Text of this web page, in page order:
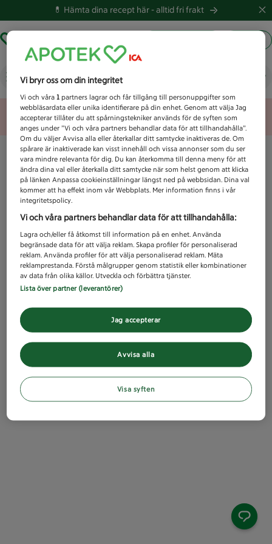
💊 Hämta dina recept här -alltid fri frakt
Vad letar du efter idag?
Unknown error
Vi bryr oss om din integritet
Vi och våra1 partners lagrar och får tillgång till personuppgifter som
webbläsardata eller unika identifierare på din enhet. Genom att välja Jag
accepterar tillåter du att spårningstekniker används för de syften som
anges under ”Vi och våra partners behandlar data för att tillhandahålla”.
Om du väljer Avvisa alla eller återkallar ditt samtycke inaktiveras de. Om
spårare är inaktiverade kan visst innehåll och vissa annonser som du ser
vara mindre relevanta för dig. Du kan återkomma till denna meny för att
ändra dina val eller återkalla ditt samtycke när som helst genom att klicka
på länken Anpassa cookieinställningar längst ned på webbsidan. Dina val
kommer att ha effekt inom vår Webbplats. Mer information finns i vår
integritetspolicy.
Vi och våra partners behandlar data för att tillhandahålla:
Lagra och/eller få åtkomst till information på en enhet. Använda
begränsade data för att välja reklam. Skapa profiler för personaliserad
reklam. Använda profiler för att välja personaliserad reklam. Mäta
reklamprestanda. Förstå målgrupper genom statistik eller kombinationer
av data från olika källor. Utveckla och förbättra tjänster.
Lista över partner (leverantörer)
Avvisa alla
Jag accepterar
Visa syften